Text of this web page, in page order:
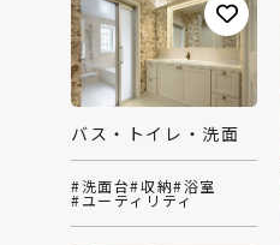
バス・トイレ・洗面
#洗面台#収納#浴室
#ユーティリティ